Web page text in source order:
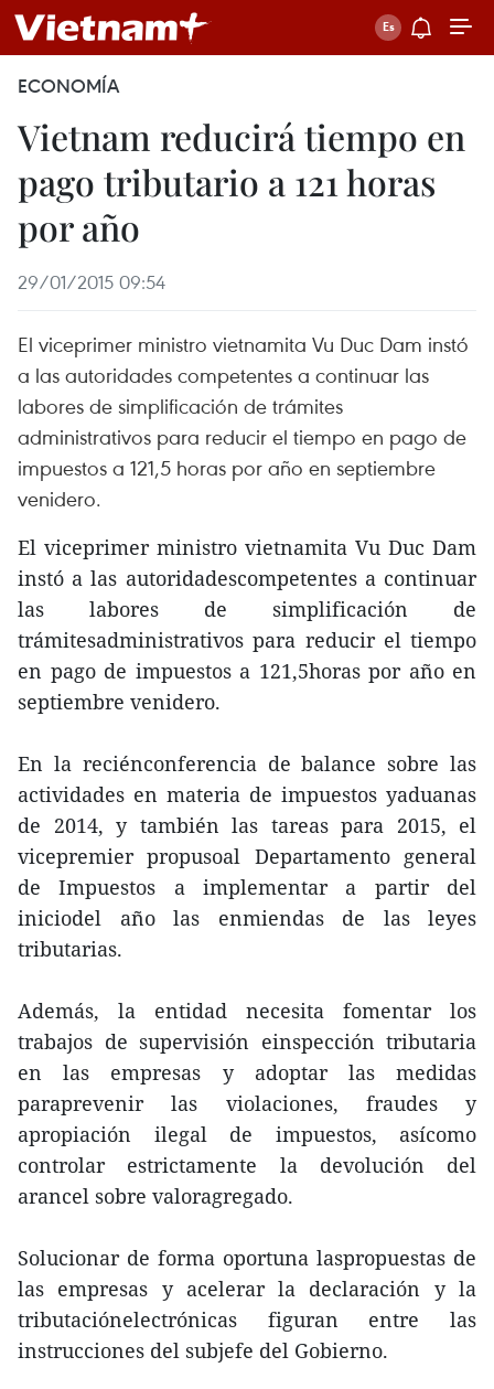
ECONOMÍA
Vietnam reducirá tiempo en
pago tributario a 121 horas
por año
29/01/2015 09:54
El viceprimer ministro vietnamita Vu Duc Dam instó
a las autoridades competentes a continuar las
labores de simplificación de trámites
administrativos para reducir el tiempo en pago de
impuestos a 121,5 horas por año en septiembre
venidero.
El viceprimer ministro vietnamita Vu Duc Dam
instó a las autoridadescompetentes a continuar
las labores de simplificación de
trámitesadministrativos para reducir el tiempo
en pago de impuestos a 121,5horas por año en
septiembre venidero.
En la reciénconferencia de balance sobre las
actividades en materia de impuestos yaduanas
de 2014, y también las tareas para 2015, el
vicepremier propusoal Departamento general
de Impuestos a implementar a partir del
iniciodel año las enmiendas de las leyes
tributarias.
Además, la entidad necesita fomentar los
trabajos de supervisión einspección tributaria
en las empresas y adoptar las medidas
paraprevenir las violaciones, fraudes y
apropiación ilegal de impuestos, asícomo
controlar estrictamente la devolución del
arancel sobre valoragregado.
Solucionar de forma oportuna laspropuestas de
las empresas y acelerar la declaración y la
tributaciónelectrónicas figuran entre las
instrucciones del subjefe del Gobierno.